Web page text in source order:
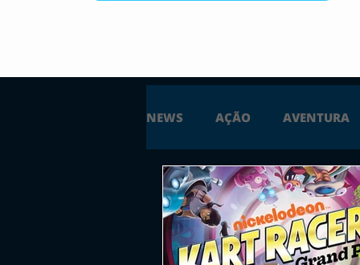
NEWS AÇÃO AVENTURA
ESTRATÉGIA SIMULAÇÃO
PS5 XBOX ONE